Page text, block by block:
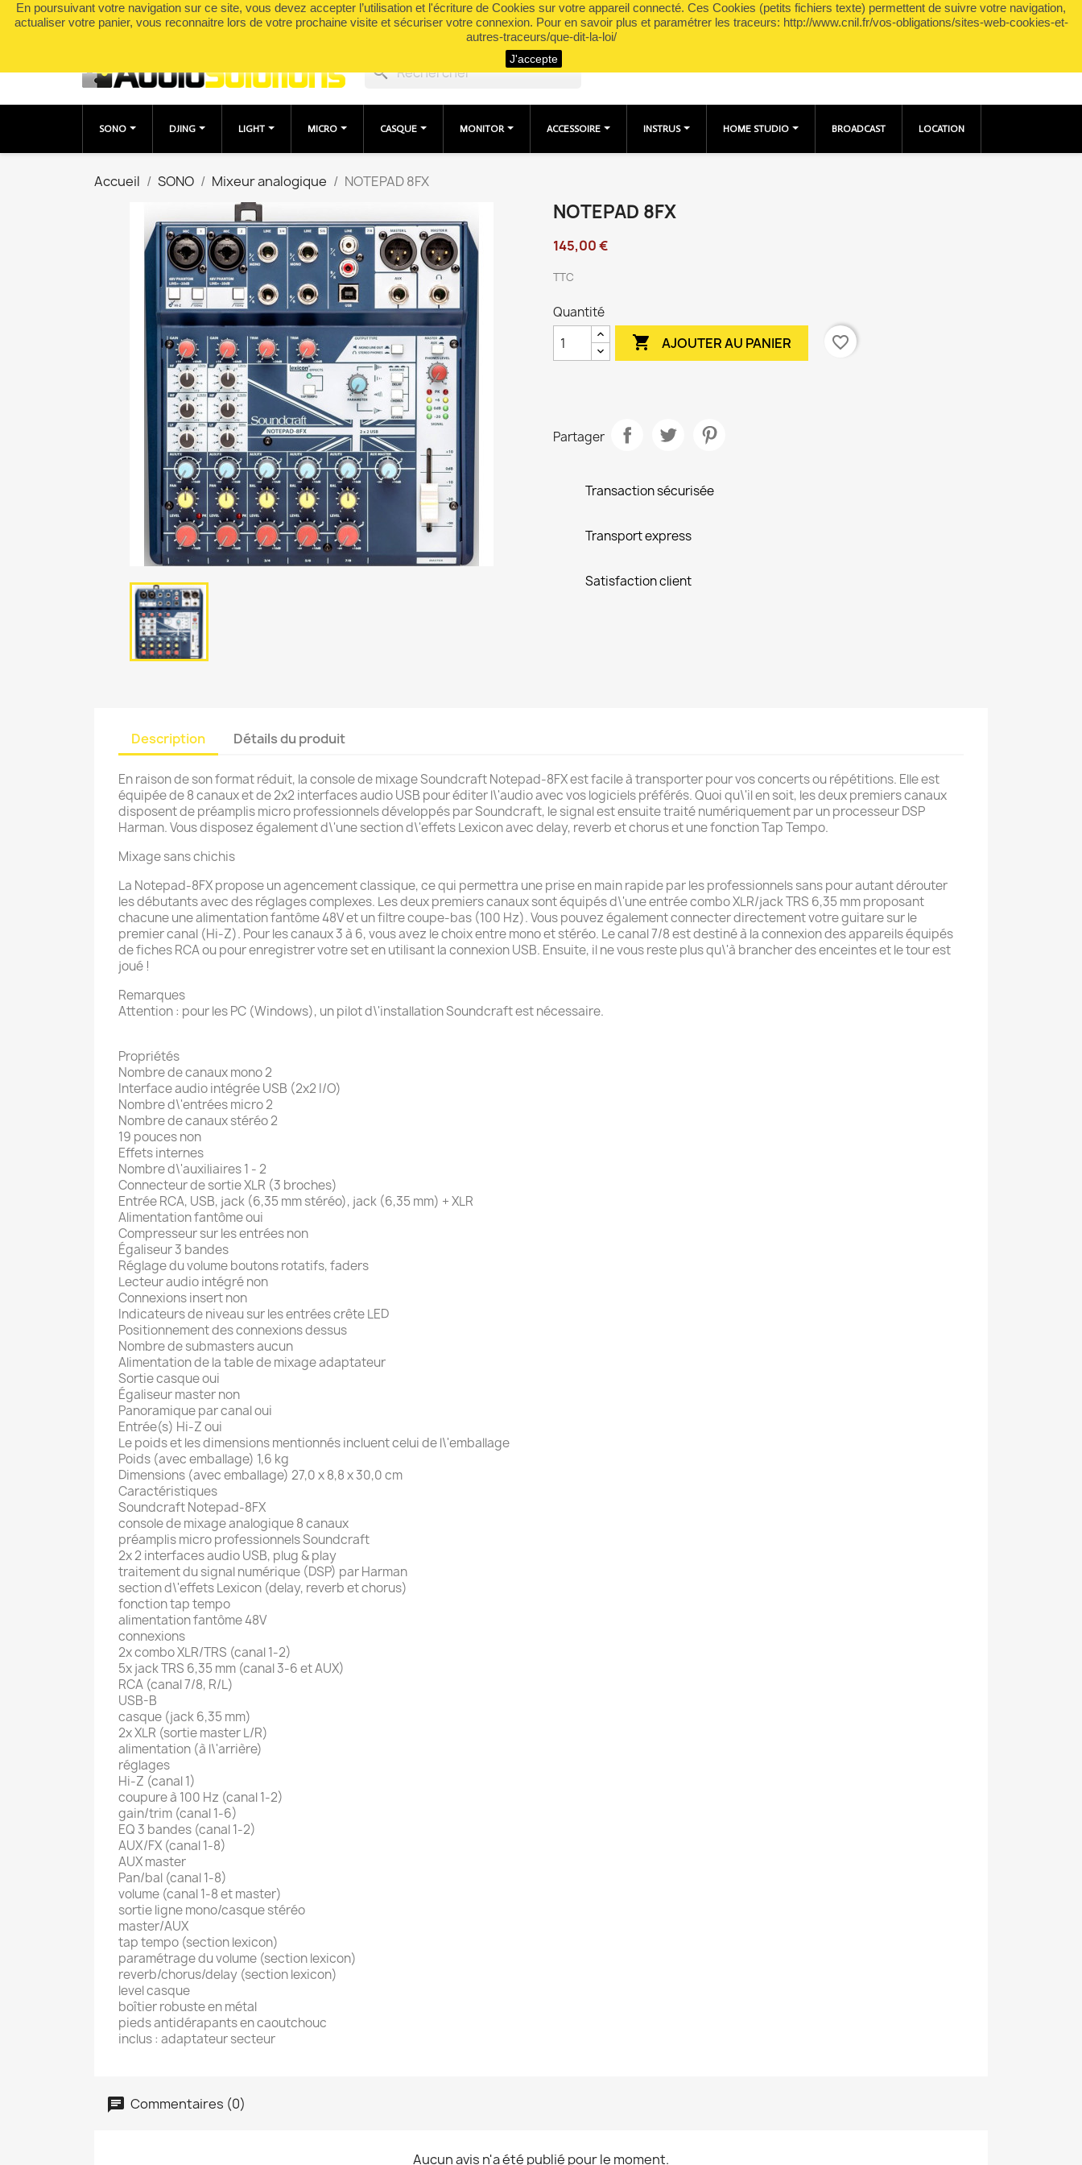
En poursuivant votre navigation sur ce site, vous devez accepter l’utilisation et l'écriture de Cookies sur votre appareil connecté. Ces Cookies (petits fichiers texte) permettent de suivre votre navigation,
actualiser votre panier, vous reconnaitre lors de votre prochaine visite et sécuriser votre connexion. Pour en savoir plus et paramétrer les traceurs: http://www.cnil.fr/vos-obligations/sites-web-cookies-et-
autres-traceurs/que-dit-la-loi/
J'accepte
Appelez-nous :0490049895 Connexion shopping_cartPanier(0)
search
SONO DJING LIGHT MICRO CASQUE MONITOR ACCESSOIRE INSTRUS HOME STUDIO BROADCAST LOCATION
Accueil SONO Mixeur analogique NOTEPAD 8FX
NOTEPAD 8FX
145,00 €
TTC
Quantité
 AJOUTER AU PANIER favorite_border
Partager
Transaction sécurisée
Transport express
Satisfaction client
Description Détails du produit
En raison de son format réduit, la console de mixage Soundcraft Notepad-8FX est facile à transporter pour vos concerts ou répétitions. Elle est
équipée de 8 canaux et de 2x2 interfaces audio USB pour éditer l\'audio avec vos logiciels préférés. Quoi qu\'il en soit, les deux premiers canaux
disposent de préamplis micro professionnels développés par Soundcraft, le signal est ensuite traité numériquement par un processeur DSP
Harman. Vous disposez également d\'une section d\'effets Lexicon avec delay, reverb et chorus et une fonction Tap Tempo.
Mixage sans chichis
La Notepad-8FX propose un agencement classique, ce qui permettra une prise en main rapide par les professionnels sans pour autant dérouter
les débutants avec des réglages complexes. Les deux premiers canaux sont équipés d\'une entrée combo XLR/jack TRS 6,35 mm proposant
chacune une alimentation fantôme 48V et un filtre coupe-bas (100 Hz). Vous pouvez également connecter directement votre guitare sur le
premier canal (Hi-Z). Pour les canaux 3 à 6, vous avez le choix entre mono et stéréo. Le canal 7/8 est destiné à la connexion des appareils équipés
de fiches RCA ou pour enregistrer votre set en utilisant la connexion USB. Ensuite, il ne vous reste plus qu\'à brancher des enceintes et le tour est
joué !
Remarques
Attention : pour les PC (Windows), un pilot d\'installation Soundcraft est nécessaire.
Propriétés
Nombre de canaux mono 2
Interface audio intégrée USB (2x2 I/O)
Nombre d\'entrées micro 2
Nombre de canaux stéréo 2
19 pouces non
Effets internes
Nombre d\'auxiliaires 1 - 2
Connecteur de sortie XLR (3 broches)
Entrée RCA, USB, jack (6,35 mm stéréo), jack (6,35 mm) + XLR
Alimentation fantôme oui
Compresseur sur les entrées non
Égaliseur 3 bandes
Réglage du volume boutons rotatifs, faders
Lecteur audio intégré non
Connexions insert non
Indicateurs de niveau sur les entrées crête LED
Positionnement des connexions dessus
Nombre de submasters aucun
Alimentation de la table de mixage adaptateur
Sortie casque oui
Égaliseur master non
Panoramique par canal oui
Entrée(s) Hi-Z oui
Le poids et les dimensions mentionnés incluent celui de l\'emballage
Poids (avec emballage) 1,6 kg
Dimensions (avec emballage) 27,0 x 8,8 x 30,0 cm
Caractéristiques
Soundcraft Notepad-8FX
console de mixage analogique 8 canaux
préamplis micro professionnels Soundcraft
2x 2 interfaces audio USB, plug & play
traitement du signal numérique (DSP) par Harman
section d\'effets Lexicon (delay, reverb et chorus)
fonction tap tempo
alimentation fantôme 48V
connexions
2x combo XLR/TRS (canal 1-2)
5x jack TRS 6,35 mm (canal 3-6 et AUX)
RCA (canal 7/8, R/L)
USB-B
casque (jack 6,35 mm)
2x XLR (sortie master L/R)
alimentation (à l\'arrière)
réglages
Hi-Z (canal 1)
coupure à 100 Hz (canal 1-2)
gain/trim (canal 1-6)
EQ 3 bandes (canal 1-2)
AUX/FX (canal 1-8)
AUX master
Pan/bal (canal 1-8)
volume (canal 1-8 et master)
sortie ligne mono/casque stéréo
master/AUX
tap tempo (section lexicon)
paramétrage du volume (section lexicon)
reverb/chorus/delay (section lexicon)
level casque
boîtier robuste en métal
pieds antidérapants en caoutchouc
inclus : adaptateur secteur
Commentaires (0)
Aucun avis n'a été publié pour le moment.